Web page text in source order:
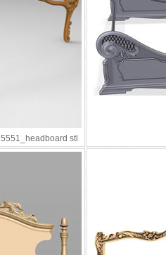
5551_headboard stl